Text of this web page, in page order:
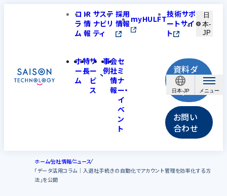
日本-JP
コ
ラ
ム
IR
情
報
サステ
ナビリ
ティ
採用
情報myHULFT技術サポ
ートサイ
ト
日
本-
JP
ホ
ー
ム
特
長
サ
ー
ビ
ス
事
例
会
社
情
報
セ
ミ
ナ
ー・
イ
ベ
ン
ト
資料ダ
ウンロ
ード
お問い
合わせ
ホーム会社情報ニュース
「データ活用コラム│入退社手続きの自動化でアカウント管理を効率化する方
法」を公開